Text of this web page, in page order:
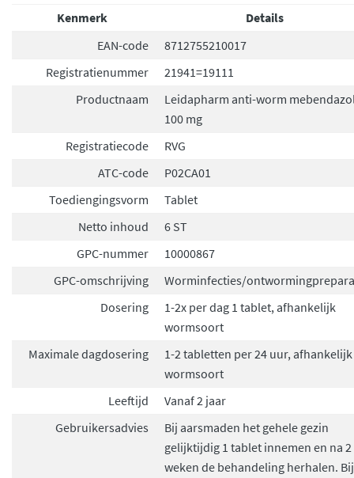
Kenmerk
Details
EAN-code
8712755210017
Registratienummer
21941=19111
Productnaam
Leidapharm anti-worm
100 mg
Registratiecode
RVG
ATC-code
P02CA01
Toediengingsvorm
Tablet
Netto inhoud
6 ST
GPC-nummer
10000867
GPC-omschrijving
Worminfecties/
Dosering
1-2x per dag 1 tablet, afhankelijk
wormsoort
Maximale dagdosering
1-2 tabletten per 24 uur, afhankelijk
wormsoort
Leeftijd
Vanaf 2 jaar
Gebruikersadvies
Bij aarsmaden het gehele gezin
gelijktijdig 1 tablet innemen en na 2
weken de behandeling herhalen.